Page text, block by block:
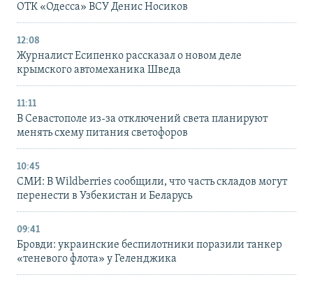
ОТК «Одесса» ВСУ Денис Носиков
12:08
Журналист Есипенко рассказал о новом деле
крымского автомеханика Шведа
11:11
В Севастополе из-за отключений света планируют
менять схему питания светофоров
10:45
СМИ: В Wildberries сообщили, что часть складов могут
перенести в Узбекистан и Беларусь
09:41
Бровди: украинские беспилотники поразили танкер
«теневого флота» у Геленджика